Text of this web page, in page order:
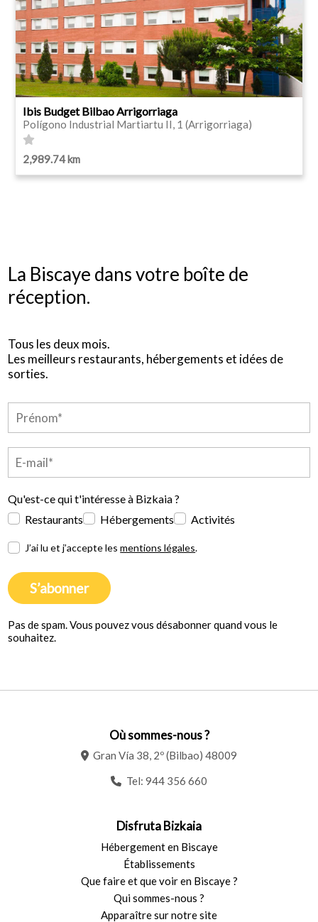
Ibis Budget Bilbao Arrigorriaga
Polígono Industrial Martiartu II, 1 (Arrigorriaga)
2,989.74 km
La Biscaye dans votre boîte de
réception.
Tous les deux mois.
Les meilleurs restaurants, hébergements et idées de
sorties.
Qu'est-ce qui t'intéresse à Bizkaia ?
Restaurants
Hébergements Activités
J’ai lu et j’accepte lesmentions légales.
S’abonner
Pas de spam. Vous pouvez vous désabonner quand vous le
souhaitez.
Où sommes-nous ?
Gran Vía 38, 2º (Bilbao) 48009
Tel: 944 356 660
Disfruta Bizkaia
Hébergement en Biscaye
Établissements
Que faire et que voir en Biscaye ?
Qui sommes-nous ?
Apparaître sur notre site